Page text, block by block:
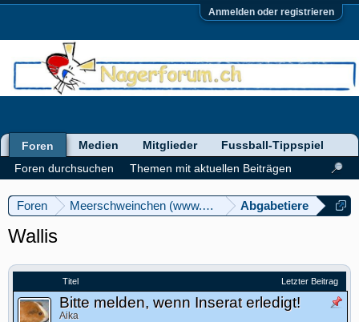
Anmelden oder registrieren
Foren Meerschweinchen (www.meerschweinforum.ch)
Abgabetiere
Wallis
Titel Letzter Beitrag
Bitte melden, wenn Inserat erledigt!
Aika
Foren
Foren durchsuchen
Themen mit aktuellen Beiträgen
Medien Mitglieder Fussball-Tippspiel